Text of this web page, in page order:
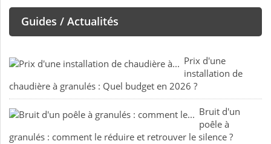
Guides / Actualités
Prix d'une
installation de
chaudière à granulés : Quel budget en 2026 ?
Bruit d'un
poêle à
granulés : comment le réduire et retrouver le silence ?